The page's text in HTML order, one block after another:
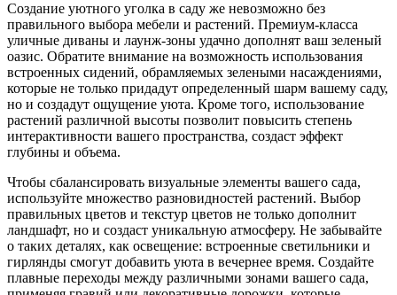
Создание уютного уголка в саду же невозможно без
правильного выбора мебели и растений. Премиум-класса
уличные диваны и лаунж-зоны удачно дополнят ваш зеленый
оазис. Обратите внимание на возможность использования
встроенных сидений, обрамляемых зелеными насаждениями,
которые не только придадут определенный шарм вашему саду,
но и создадут ощущение уюта. Кроме того, использование
растений различной высоты позволит повысить степень
интерактивности вашего пространства, создаст эффект
глубины и объема.
Чтобы сбалансировать визуальные элементы вашего сада,
используйте множество разновидностей растений. Выбор
правильных цветов и текстур цветов не только дополнит
ландшафт, но и создаст уникальную атмосферу. Не забывайте
о таких деталях, как освещение: встроенные светильники и
гирлянды смогут добавить уюта в вечернее время. Создайте
плавные переходы между различными зонами вашего сада,